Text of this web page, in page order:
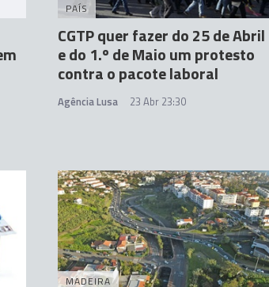
PAÍS
CGTP quer fazer do 25 de Abril
e do 1.º de Maio um protesto
contra o pacote laboral
Agência Lusa 23 Abr 23:30
MADEIRA